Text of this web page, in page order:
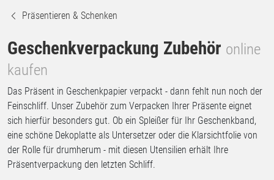
Präsentieren & Schenken
Geschenkverpackung Zubehör online
kaufen
Das Präsent in Geschenkpapier verpackt - dann fehlt nun noch der
Feinschliff. Unser Zubehör zum Verpacken Ihrer Präsente eignet
sich hierfür besonders gut. Ob ein Spleißer für Ihr Geschenkband,
eine schöne Dekoplatte als Untersetzer oder die Klarsichtfolie von
der Rolle für drumherum - mit diesen Utensilien erhält Ihre
Präsentverpackung den letzten Schliff.